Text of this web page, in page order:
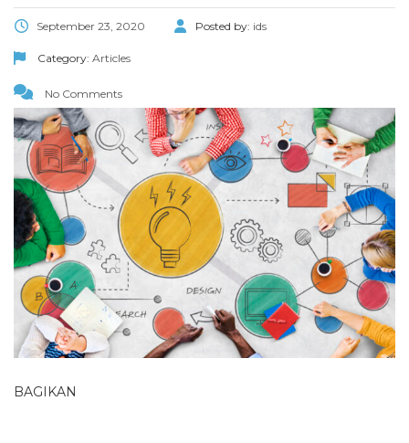
September 23, 2020 Posted by: ids
Category: Articles
No Comments
BAGIKAN